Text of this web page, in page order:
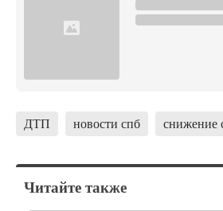
ДТП новости спб снижение
Читайте также